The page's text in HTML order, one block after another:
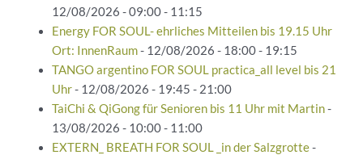
12/08/2026 - 09:00 - 11:15
Energy FOR SOUL- ehrliches Mitteilen bis 19.15 Uhr
Ort: InnenRaum- 12/08/2026 - 18:00 - 19:15
TANGO argentino FOR SOUL practica_all level bis 21
Uhr- 12/08/2026 - 19:45 - 21:00
TaiChi & QiGong für Senioren bis 11 Uhr mit Martin-
13/08/2026 - 10:00 - 11:00
EXTERN_ BREATH FOR SOUL _in der Salzgrotte-